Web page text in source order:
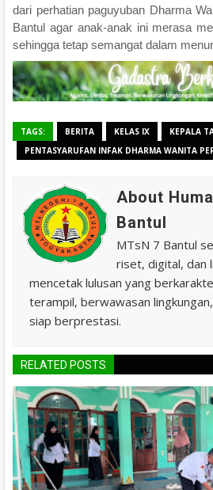
dari perhatian paguyuban Dharma
Bantul agar anak-anak ini merasa
sehingga tetap semangat dalam
TAGS: BERITA KELAS IX
KEPALA
PENTASYARUFAN INFAK DHARMA WANITA
About
Bantul
MTsN 7 Bantul
riset, digital, dan
mencetak lulusan yang
terampil, berwawasan
siap berprestasi.
RELATED POSTS